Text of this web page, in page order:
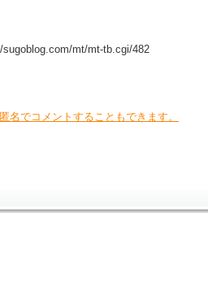
sugoblog.com/mt/mt-tb.cgi/482
匿名でコメントすることもできます。